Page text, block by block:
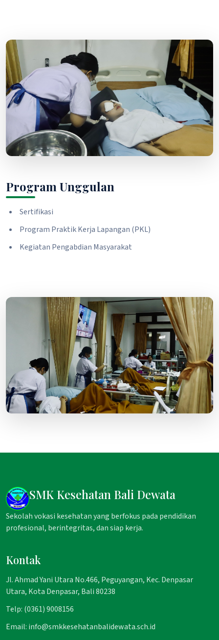
Program Unggulan
Sertifikasi
Program Praktik Kerja Lapangan (PKL)
Kegiatan Pengabdian Masyarakat
SMK Kesehatan Bali Dewata
Sekolah vokasi kesehatan yang berfokus pada pendidikan
profesional, berintegritas, dan siap kerja.
Kontak
Jl. Ahmad Yani Utara No.466, Peguyangan, Kec. Denpasar
Utara, Kota Denpasar, Bali 80238
Telp: (0361) 9008156
Email: info@smkkesehatanbalidewata.sch.id